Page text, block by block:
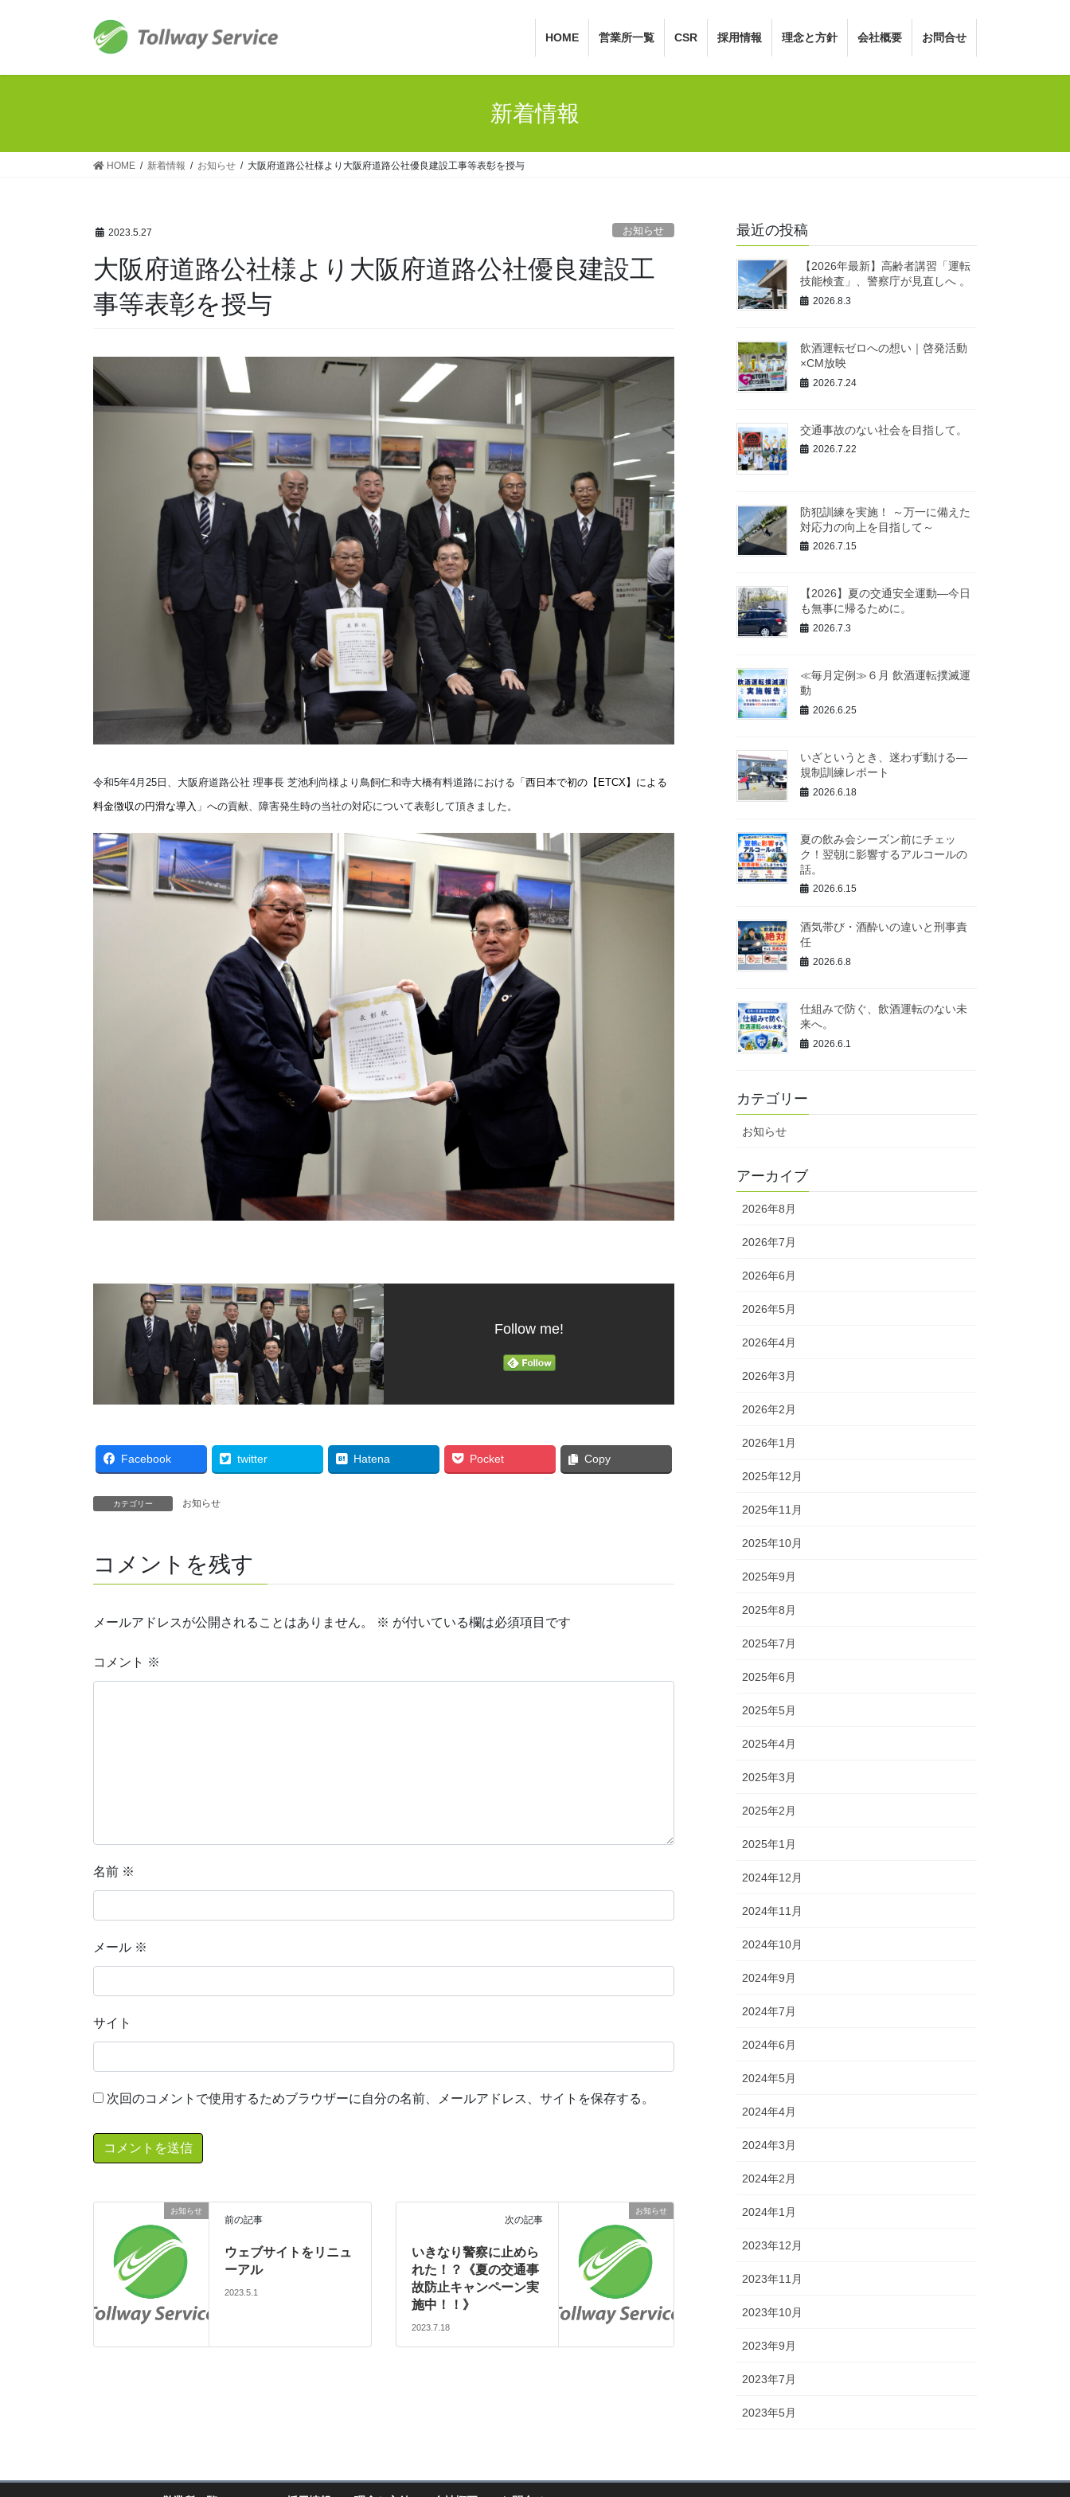
HOME 営業所一覧 CSR 採用情報 理念と方針 会社概要 お問合せ
新着情報
HOME 新着情報 お知らせ 大阪府道路公社様より大阪府道路公社優良建設工事等表彰を授与
2023.5.27 お知らせ
大阪府道路公社様より大阪府道路公社優良建設工
事等表彰を授与
令和5年4月25日、 大阪府道路公社 理事長 芝池利尚様より鳥飼仁和寺大橋有料道路における 「 西日本で初の【ETCX】 による
料金徴収の円滑な導入 」への貢献、障害発生時の当社の対応について表彰して頂きました。
Follow me!
Facebook twitter Hatena Pocket Copy
カテゴリー お知らせ
コメントを残す
メールアドレスが公開されることはありません。 ※ が付いている欄は必須項目です
コメント ※
名前 ※
メール ※
サイト
次回のコメントで使用するためブラウザーに自分の名前、メールアドレス、サイトを保存する。
お知らせ
前の記事
ウェブサイトをリニュ
ーアル
2023.5.1
お知らせ
次の記事
いきなり警察に止めら
れた！？《夏の交通事
故防止キャンペーン実
施中！！》
2023.7.18
最近の投稿
【2026年最新】高齢者講習「運転
技能検査」、警察庁が見直しへ 。
2026.8.3
飲酒運転ゼロへの想い｜啓発活動
×CM放映
2026.7.24
交通事故のない社会を目指して。
2026.7.22
防犯訓練を実施！ ～万一に備えた
対応力の向上を目指して～
2026.7.15
【2026】夏の交通安全運動―今日
も無事に帰るために。
2026.7.3
≪毎月定例≫６月 飲酒運転撲滅運
動
2026.6.25
いざというとき、迷わず動ける―
規制訓練レポート
2026.6.18
夏の飲み会シーズン前にチェッ
ク！翌朝に影響するアルコールの
話。
2026.6.15
酒気帯び・酒酔いの違いと刑事責
任
2026.6.8
仕組みで防ぐ、飲酒運転のない未
来へ。
2026.6.1
カテゴリー
お知らせ
アーカイブ
2026年8月
2026年7月
2026年6月
2026年5月
2026年4月
2026年3月
2026年2月
2026年1月
2025年12月
2025年11月
2025年10月
2025年9月
2025年8月
2025年7月
2025年6月
2025年5月
2025年4月
2025年3月
2025年2月
2025年1月
2024年12月
2024年11月
2024年10月
2024年9月
2024年7月
2024年6月
2024年5月
2024年4月
2024年3月
2024年2月
2024年1月
2023年12月
2023年11月
2023年10月
2023年9月
2023年7月
2023年5月